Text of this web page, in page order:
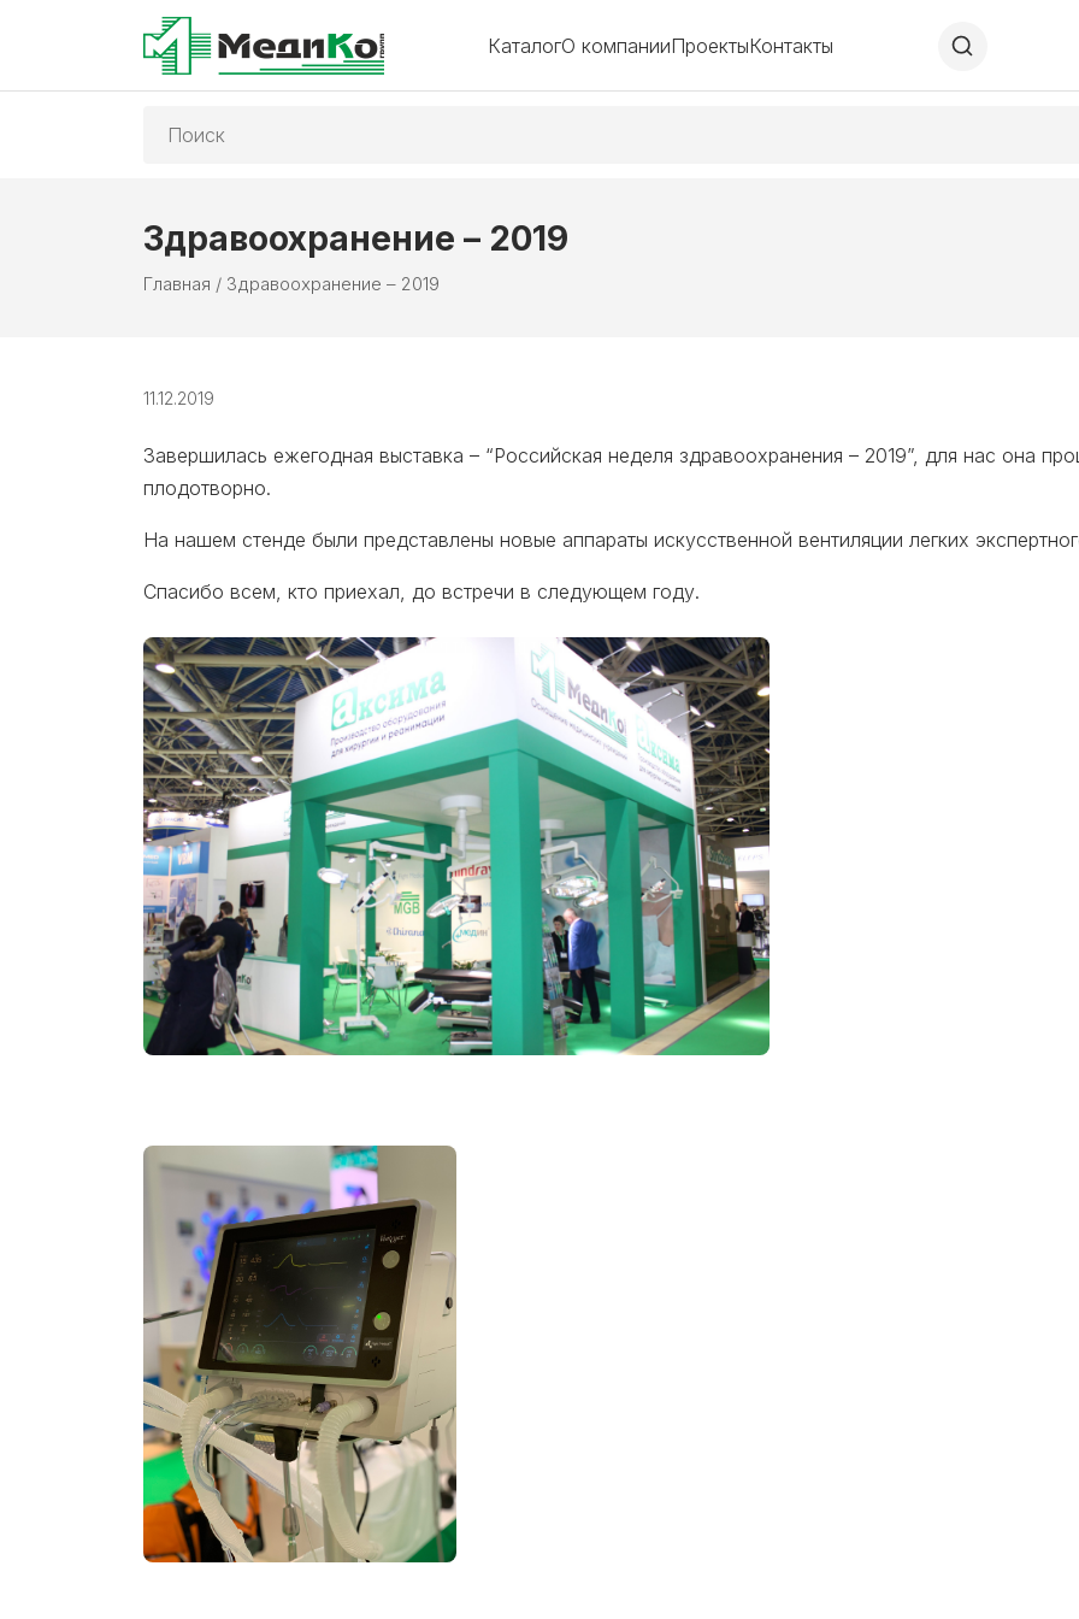
КаталогО компанииПроектыКонтакты
Здравоохранение – 2019
Главная / Здравоохранение – 2019
11.12.2019
Завершилась ежегодная выставка – “Российская неделя здравоохранения – 2019”, для нас она
плодотворно.
На нашем стенде были представлены новые аппараты искуcственной вентиляции легких
Спасибо всем, кто приехал, до встречи в следующем году.